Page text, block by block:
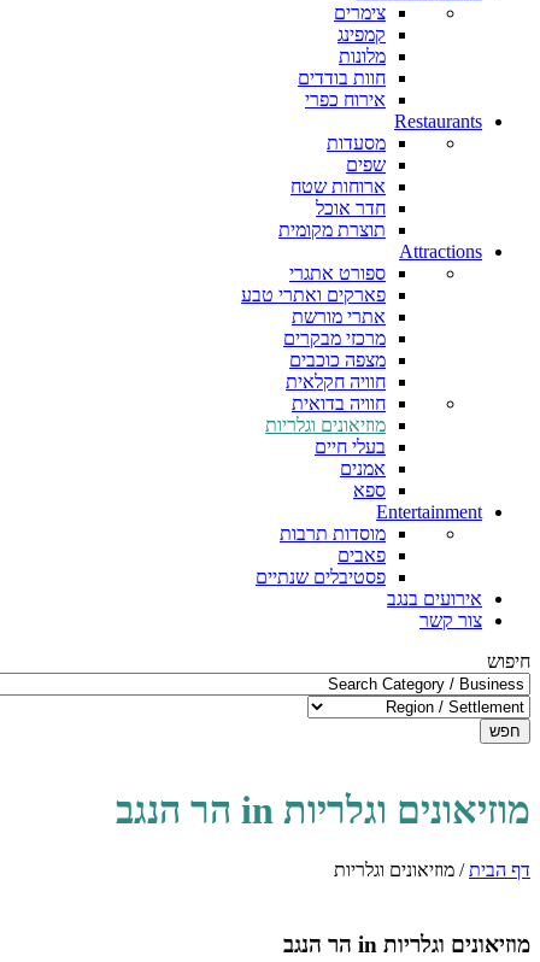
צימרים
קמפינג
מלונות
חוות בודדים
אירוח כפרי
Restaurants
מסעדות
שפים
ארוחות שטח
חדר אוכל
תוצרת מקומית
Attractions
ספורט אתגרי
פארקים ואתרי טבע
אתרי מורשת
מרכזי מבקרים
מצפה כוכבים
חוויה חקלאית
חוויה בדואית
מוזיאונים וגלריות
בעלי חיים
אמנים
ספא
Entertainment
מוסדות תרבות
פאבים
פסטיבלים שנתיים
אירועים בנגב
צור קשר
חיפוש
חפש
מוזיאונים וגלריות in הר הנגב
דף הבית/ מוזיאונים וגלריות
מוזיאונים וגלריות in הר הנגב